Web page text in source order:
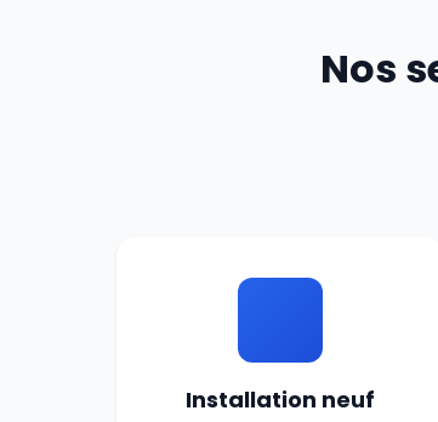
Nos
Installation neuf